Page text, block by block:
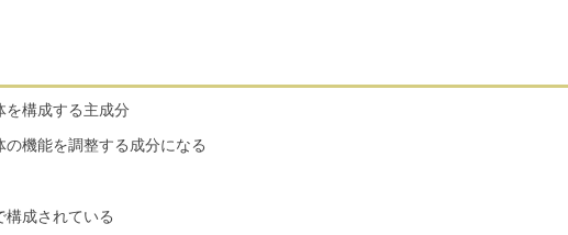
を構成する主成分
機能を調整する成分になる
構成されている